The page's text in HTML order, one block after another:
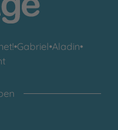
•Gabriel•Aladin•